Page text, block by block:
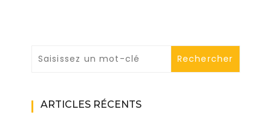
ARTICLES RÉCENTS